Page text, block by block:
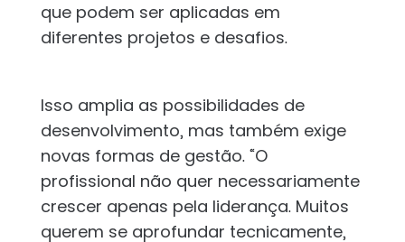
que podem ser aplicadas em
diferentes projetos e desafios.
Isso amplia as possibilidades de
desenvolvimento, mas também exige
novas formas de gestão. “O
profissional não quer necessariamente
crescer apenas pela liderança. Muitos
querem se aprofundar tecnicamente,